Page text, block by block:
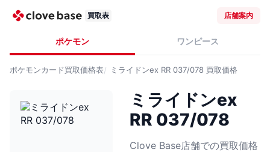
買取表 店舗案内
ポケモン ワンピース
ポケモンカード買取価格表 ミライドンex RR 037/078 買取価格
ミライドンex
RR 037/078
Clove Base店舗での買取価格